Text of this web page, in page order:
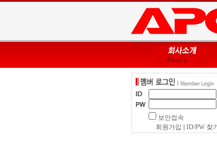
보안접속
회원가입
ID/PW 찾기